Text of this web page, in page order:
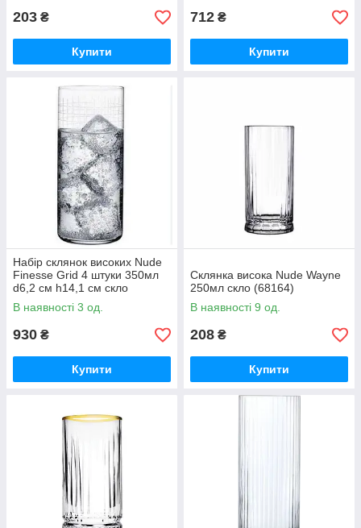
203 ₴
Купити
712 ₴
Купити
Набір склянок високих Nude
Finesse Grid 4 штуки 350мл
d6,2 см h14,1 см скло
(64011/1081353)
В наявності 3 од.
930 ₴
Купити
Склянка висока Nude Wayne
250мл скло (68164)
В наявності 9 од.
208 ₴
Купити